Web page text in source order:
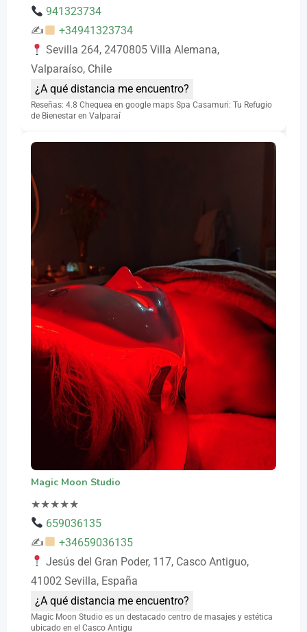
941323734
✍
+34941323734
Sevilla 264, 2470805 Villa Alemana,
Valparaíso, Chile
¿A qué distancia me encuentro?
Reseñas: 4.8 Chequea en google maps Spa Casamuri: Tu Refugio
de Bienestar en Valparaí
Magic Moon Studio
★★★★★
659036135
✍
+34659036135
Jesús del Gran Poder, 117, Casco Antiguo,
41002 Sevilla, España
¿A qué distancia me encuentro?
Magic Moon Studio es un destacado centro de masajes y estética
ubicado en el Casco Antigu